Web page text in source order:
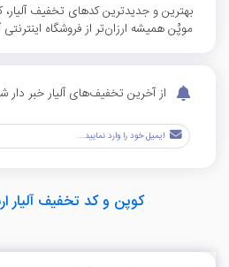
بهترین و جدیدترین کدهای تخفیف
موپُن همیشه ارزان‌تر از فروشگاه اینترنتی
از آخرین تخفیف‌های آلیار خبر دار
کوپن و کد تخفیف آلیار